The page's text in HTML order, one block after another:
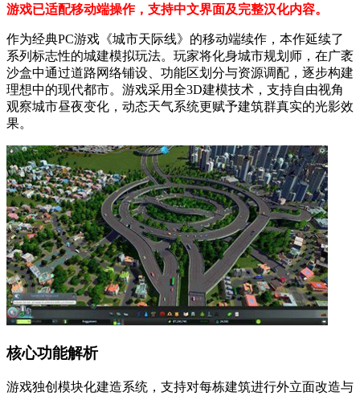
游戏已适配移动端操作，支持中文界面及完整汉化内容。
作为经典PC游戏《城市天际线》的移动端续作，本作延续了
系列标志性的城建模拟玩法。玩家将化身城市规划师，在广袤
沙盒中通过道路网络铺设、功能区划分与资源调配，逐步构建
理想中的现代都市。游戏采用全3D建模技术，支持自由视角
观察城市昼夜变化，动态天气系统更赋予建筑群真实的光影效
果。
核心功能解析
游戏独创模块化建造系统，支持对每栋建筑进行外立面改造与